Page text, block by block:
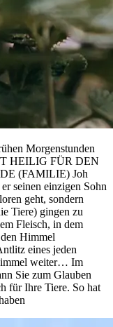
Morgenstunden
HEILIG FÜR DEN
(FAMILIE) Joh
seinen einzigen Sohn
geht, sondern
Tiere) gingen zu
Fleisch, in dem
Himmel
eines jeden
weiter… Im
Sie zum Glauben
für Ihre Tiere. So hat